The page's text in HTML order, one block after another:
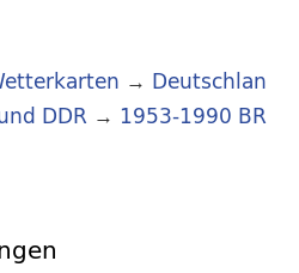
→ Deutschlan
DDR → 1953-1990 BR